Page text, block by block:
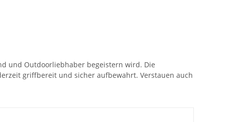
und Outdoorliebhaber begeistern wird. Die
griffbereit und sicher aufbewahrt. Verstauen auch